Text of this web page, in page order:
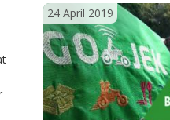
24 April 2019